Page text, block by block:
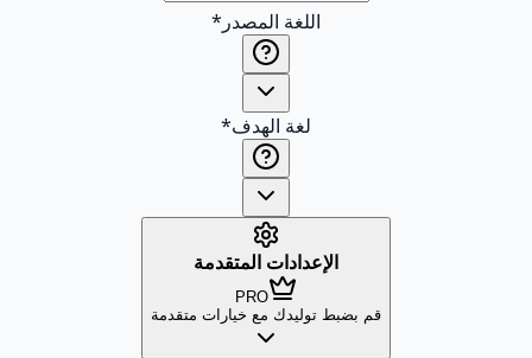
اللغة المصدر *
لغة الهدف*
الإعدادات المتقدمة
PRO
قم بضبط توليدك مع خيارات متقدمة